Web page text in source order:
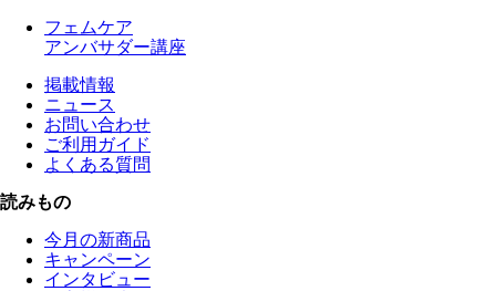
フェムケア
アンバサダー講座
掲載情報
ニュース
お問い合わせ
ご利用ガイド
よくある質問
読みもの
今月の新商品
キャンペーン
インタビュー